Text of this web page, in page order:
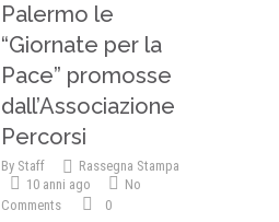
Palermo le
“Giornate per la
Pace” promosse
dall’Associazione
Percorsi
By Staff
Rassegna Stampa
10 anni ago
No
Comments
0